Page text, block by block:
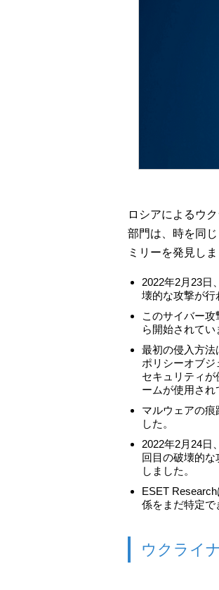
ロシアによるウ
部門は、時を同
ミリーを発見しま
2022年2月23日
壊的な攻撃が行
このサイバー
ら開始されてい
最初の侵入方
ポリシーオブジ
セキュリティ
ームが使用され
マルウェアの
した。
2022年2月24日
回目の破壊的
しました。
ESET
係をまだ特定で
ウクライ